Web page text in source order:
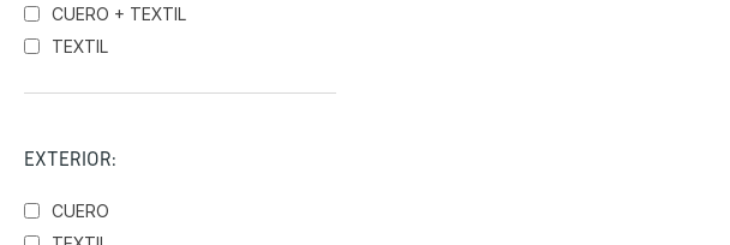
CUERO + TEXTIL
TEXTIL
EXTERIOR:
CUERO